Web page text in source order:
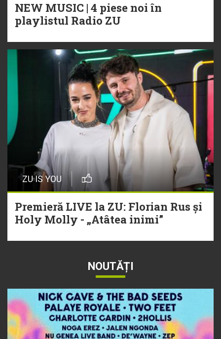
NEW MUSIC | 4 piese noi în
playlistul Radio ZU
ZU IS YOU
Premieră LIVE la ZU: Florian Rus și
Holy Molly - „Atâtea inimi”
NOUTĂȚI